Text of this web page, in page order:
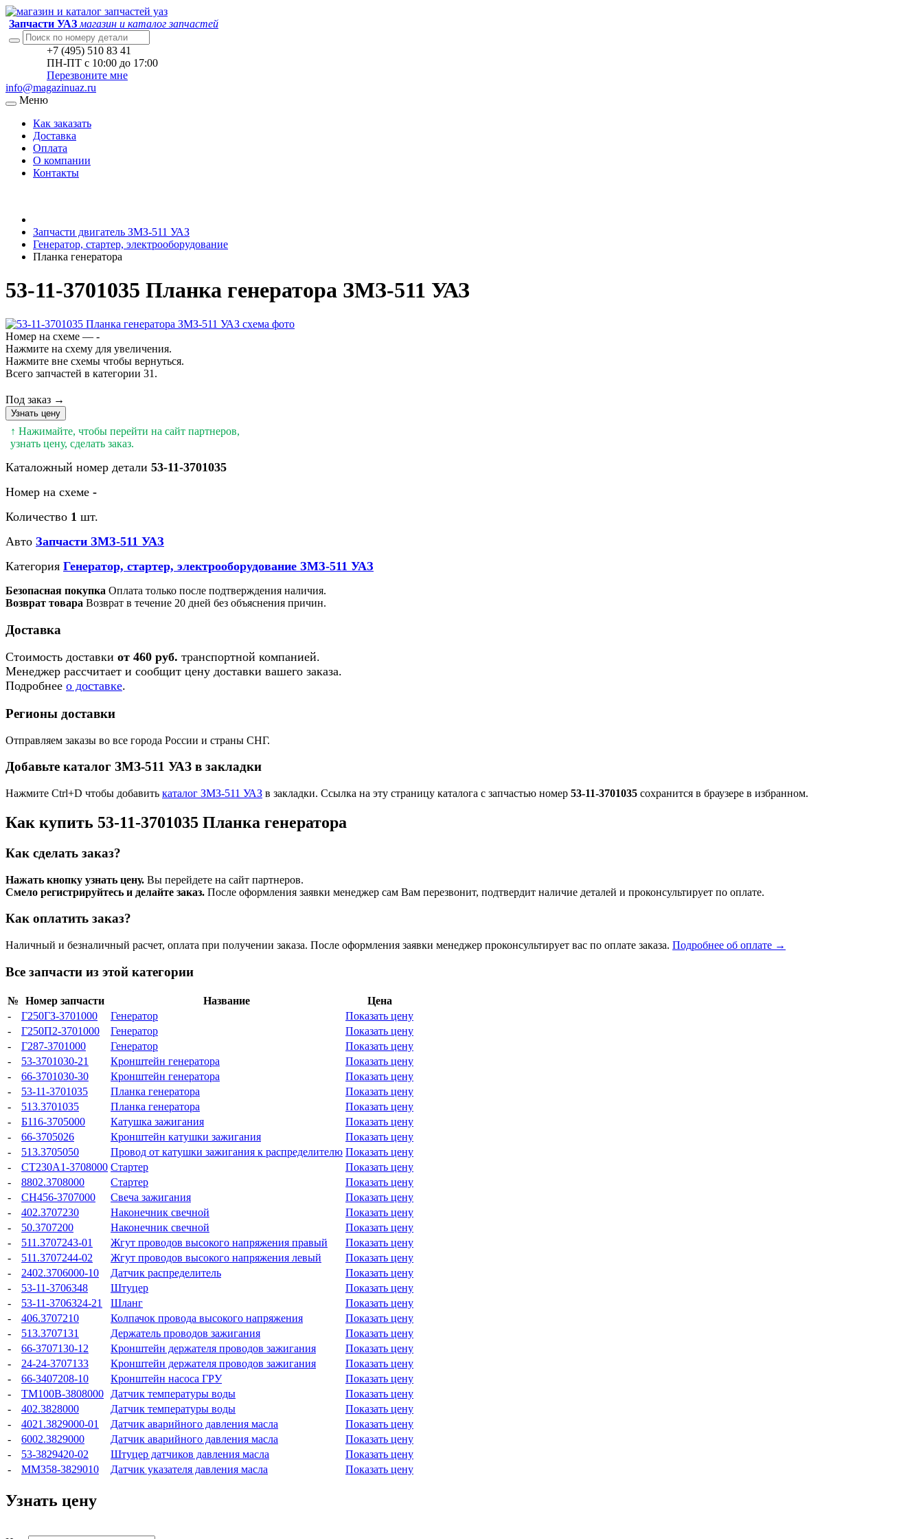
Запчасти УАЗ магазин и каталог запчастей
+7 (495) 510 83 41
ПН-ПТ с 10:00 до 17:00
Перезвоните мне
info@magazinuaz.ru
Меню
Как заказать
Доставка
Оплата
О компании
Контакты
Запчасти двигатель ЗМЗ-511 УАЗ
Генератор, стартер, электрооборудование
Планка генератора
53-11-3701035 Планка генератора ЗМЗ-511 УАЗ
Номер на схеме — -
Нажмите на схему для увеличения.
Нажмите вне схемы чтобы вернуться.
Всего запчастей в категории 31.
Под заказ →
Узнать цену
↑ Нажимайте, чтобы перейти на сайт партнеров,
узнать цену, сделать заказ.
Каталожный номер детали 53-11-3701035
Номер на схеме -
Количество 1 шт.
Авто Запчасти ЗМЗ-511 УАЗ
Категория Генератор, стартер, электрооборудование ЗМЗ-511 УАЗ
Безопасная покупка Оплата только после подтверждения наличия.
Возврат товара Возврат в течение 20 дней без объяснения причин.
Доставка
Стоимость доставки от 460 руб. транспортной компанией.
Менеджер рассчитает и сообщит цену доставки вашего заказа.
Подробнее о доставке.
Регионы доставки
Отправляем заказы во все города России и страны СНГ.
Добавьте каталог ЗМЗ-511 УАЗ в закладки
Нажмите Ctrl+D чтобы добавить каталог ЗМЗ-511 УАЗ в закладки. Ссылка на эту страницу каталога с запчастью номер 53-11-3701035 сохранится в браузере в избранном.
Как купить 53-11-3701035 Планка генератора
Как сделать заказ?
Нажать кнопку узнать цену. Вы перейдете на сайт партнеров.
Смело регистрируйтесь и делайте заказ. После оформления заявки менеджер сам Вам перезвонит, подтвердит наличие деталей и проконсультирует по оплате.
Как оплатить заказ?
Наличный и безналичный расчет, оплата при получении заказа. После оформления заявки менеджер проконсультирует вас по оплате заказа. Подробнее об оплате →
Все запчасти из этой категории
№ Номер запчасти Название
Цена
-
Г250ГЗ-3701000 Генератор
Показать цену
-
Г250П2-3701000 Генератор
Показать цену
-
Г287-3701000 Генератор
Показать цену
-
53-3701030-21 Кронштейн генератора
Показать цену
-
66-3701030-30 Кронштейн генератора
Показать цену
-
53-11-3701035 Планка генератора
Показать цену
-
513.3701035 Планка генератора
Показать цену
-
Б116-3705000 Катушка зажигания
Показать цену
-
66-3705026 Кронштейн катушки зажигания
Показать цену
-
513.3705050 Провод от катушки зажигания к распределителю Показать цену
-
СТ230А1-3708000 Стартер
Показать цену
-
8802.3708000 Стартер
Показать цену
-
СН456-3707000 Свеча зажигания
Показать цену
-
402.3707230 Наконечник свечной
Показать цену
-
50.3707200 Наконечник свечной
Показать цену
-
511.3707243-01 Жгут проводов высокого напряжения правый
Показать цену
-
511.3707244-02 Жгут проводов высокого напряжения левый
Показать цену
-
2402.3706000-10 Датчик распределитель
Показать цену
-
53-11-3706348 Штуцер
Показать цену
-
53-11-3706324-21 Шланг
Показать цену
-
406.3707210 Колпачок провода высокого напряжения
Показать цену
-
513.3707131 Держатель проводов зажигания
Показать цену
-
66-3707130-12 Кронштейн держателя проводов зажигания
Показать цену
-
24-24-3707133 Кронштейн держателя проводов зажигания
Показать цену
-
66-3407208-10 Кронштейн насоса ГРУ
Показать цену
-
ТМ100В-3808000 Датчик температуры воды
Показать цену
-
402.3828000 Датчик температуры воды
Показать цену
-
4021.3829000-01 Датчик аварийного давления масла
Показать цену
-
6002.3829000 Датчик аварийного давления масла
Показать цену
-
53-3829420-02 Штуцер датчиков давления масла
Показать цену
-
ММ358-3829010 Датчик указателя давления масла Показать цену
Узнать цену